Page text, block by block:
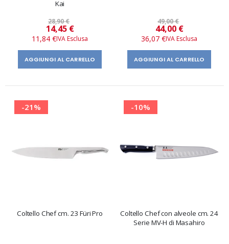
Kai
28,90 €
Prezzo
speciale
14,45 €
11,84 €
AGGIUNGI AL CARRELLO
49,00 €
Prezzo
speciale
44,00 €
36,07 €
AGGIUNGI AL CARRELLO
-21%
Coltello Chef cm. 23 Füri Pro
-10%
Coltello Chef con alveole cm. 24
Serie MV-H di Masahiro